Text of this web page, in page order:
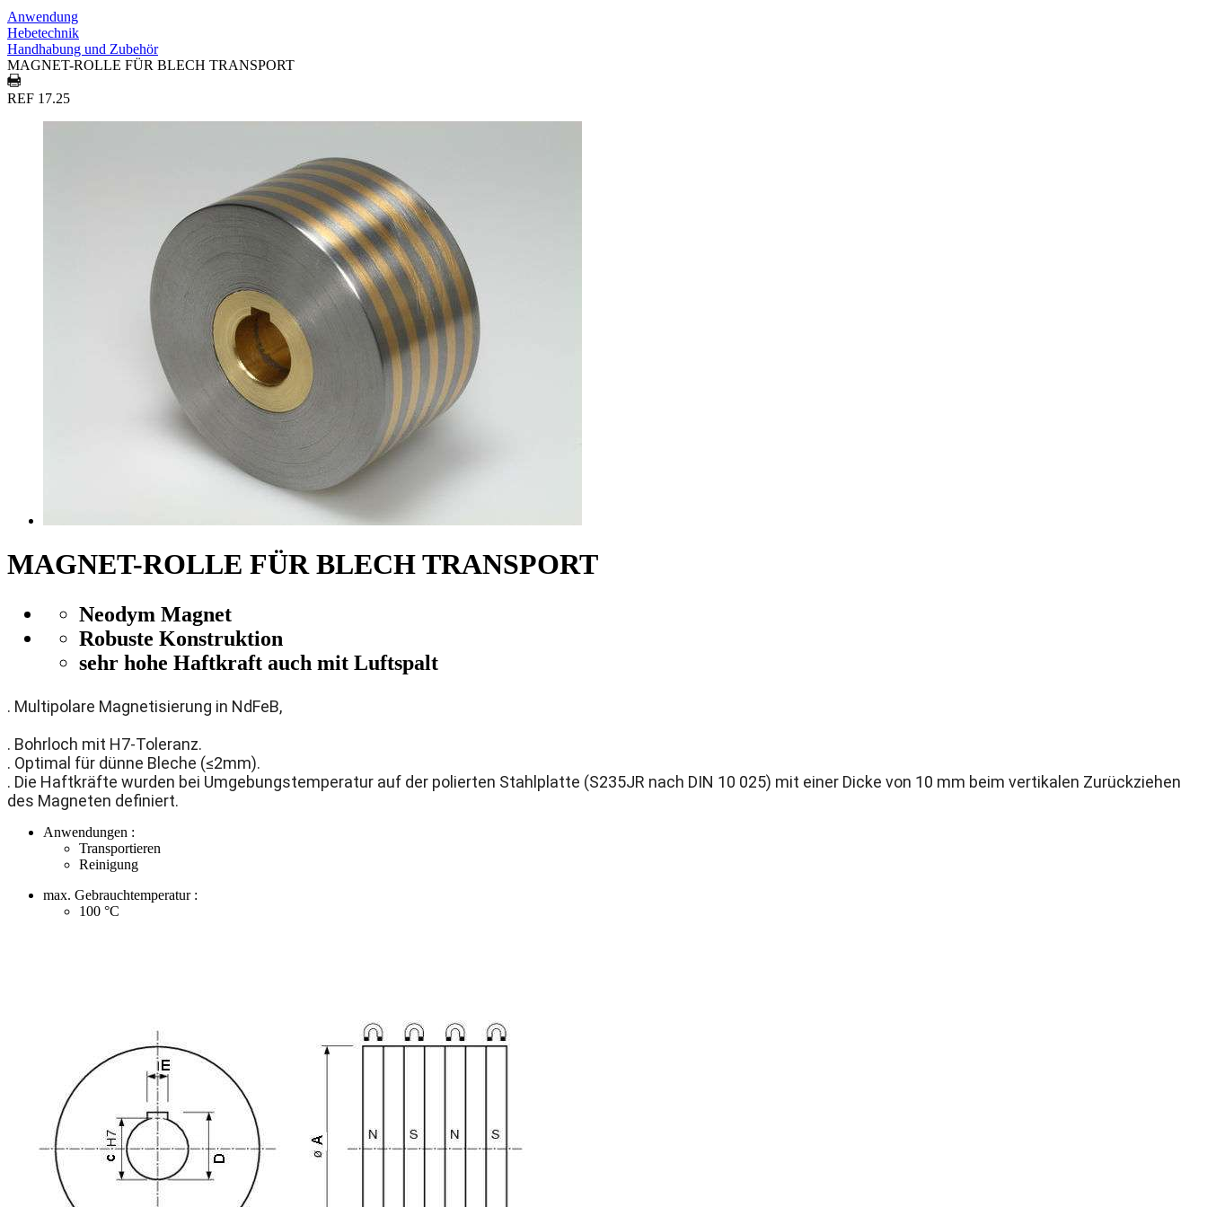
Anwendung
Hebetechnik
Handhabung und Zubehör
MAGNET-ROLLE FÜR BLECH TRANSPORT
REF 17.25
MAGNET-ROLLE FÜR BLECH TRANSPORT
Neodym Magnet
Robuste Konstruktion
sehr hohe Haftkraft auch mit Luftspalt
. Multipolare Magnetisierung in NdFeB,
. Bohrloch mit H7-Toleranz.
. Optimal für dünne Bleche (≤2mm).
. Die Haftkräfte wurden bei Umgebungstemperatur auf der polierten Stahlplatte (S235JR nach DIN 10 025) mit einer Dicke von 10 mm beim vertikalen Zurückziehen
des Magneten definiert.
Anwendungen :
Transportieren
Reinigung
max. Gebrauchtemperatur :
100 °C